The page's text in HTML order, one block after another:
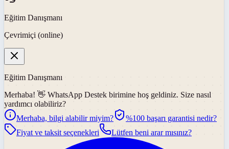
Eğitim Danışmanı
Çevrimiçi (online)
Eğitim Danışmanı
Merhaba! 👋 WhatsApp Destek birimine hoş geldiniz. Size nasıl
yardımcı olabiliriz?
Merhaba, bilgi alabilir miyim?
%100 başarı garantisi nedir?
Fiyat ve taksit seçenekleri
Lütfen beni arar mısınız?